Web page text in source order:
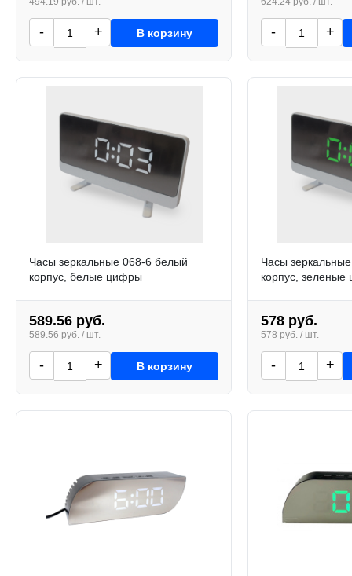
- + В корзину - +
Часы зеркальные 068-6 белый
корпус, белые цифры
589.56 руб.
589.56 руб. / шт.
- + В корзину
Часы
корпус,
578 руб.
578 руб. / шт.
- +